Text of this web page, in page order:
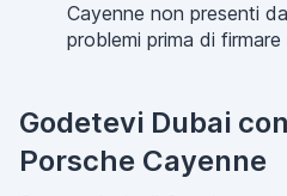
Cayenne non presenti
problemi prima di
Godetevi Dubai
Porsche Cayenne